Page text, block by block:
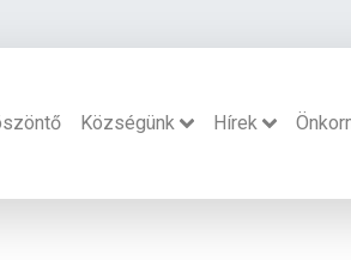
Községünk Hírek